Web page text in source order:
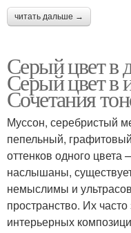
читать дальше →
Серый цвет в
Серый цвет в
Сочетания
Муссон, серебристый
пепельный,
оттенков одного
наслышаны,
немыслимы и
пространство. Их
интерьерных